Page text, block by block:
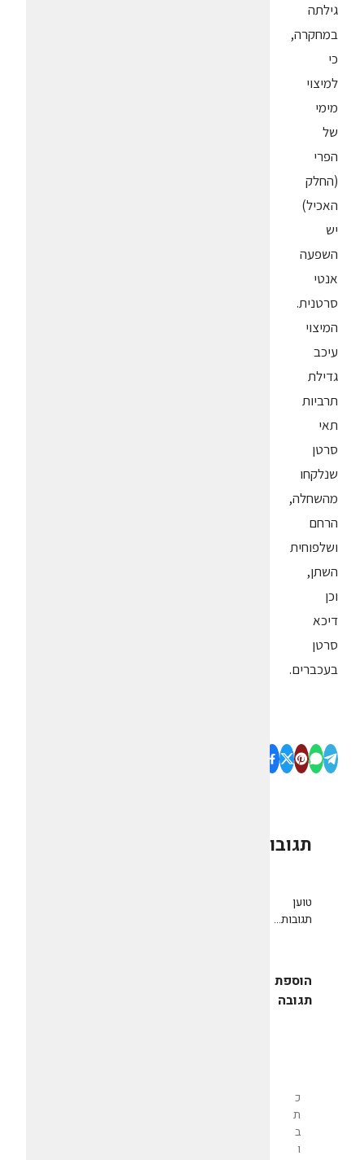
גילתה
במחקרה,
כי
למיצוי
מימי
של
הפרי
(החלק
האכיל)
יש
השפעה
אנטי
סרטנית.
המיצוי
עיכב
גדילת
תרביות
תאי
סרטן
שנלקחו
מהשחלה,
הרחם
ושלפוחית
השתן,
וכן
דיכא
סרטן
בעכברים.
תגובות
טוען
תגובות...
הוספת
תגובה